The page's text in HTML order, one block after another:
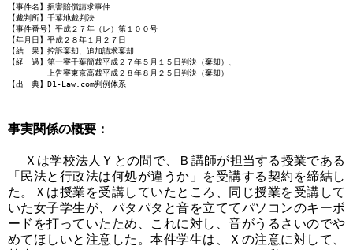
【事件名】損害賠償請求事件
【裁判所】千葉地裁判決
【事件番号】平成２７年（レ）第１００号
【年月日】平成２８年１月２７日
【結 果】控訴棄却、追加請求棄却
【経 過】第一審千葉簡裁平成２７年５月１５日判決（棄却）、
上告審東京高裁平成２８年８月２５日判決（棄却）
【出 典】D1-Law.com判例体系
事実関係の概要：
Ｘは学校法人Ｙとの間で、Ｂ講師が担当する授業である
「民法と行政法は何処が違うか」を受講する契約を締結し
た。Ｘは授業を受講していたところ、同じ授業を受講して
いた女子学生が、パタパタと音を立ててパソコンのキーボ
ードを打っていたため、これに対し、音がうるさいのでや
めてほしいと注意した。本件学生は、Ｘの注意に対して、